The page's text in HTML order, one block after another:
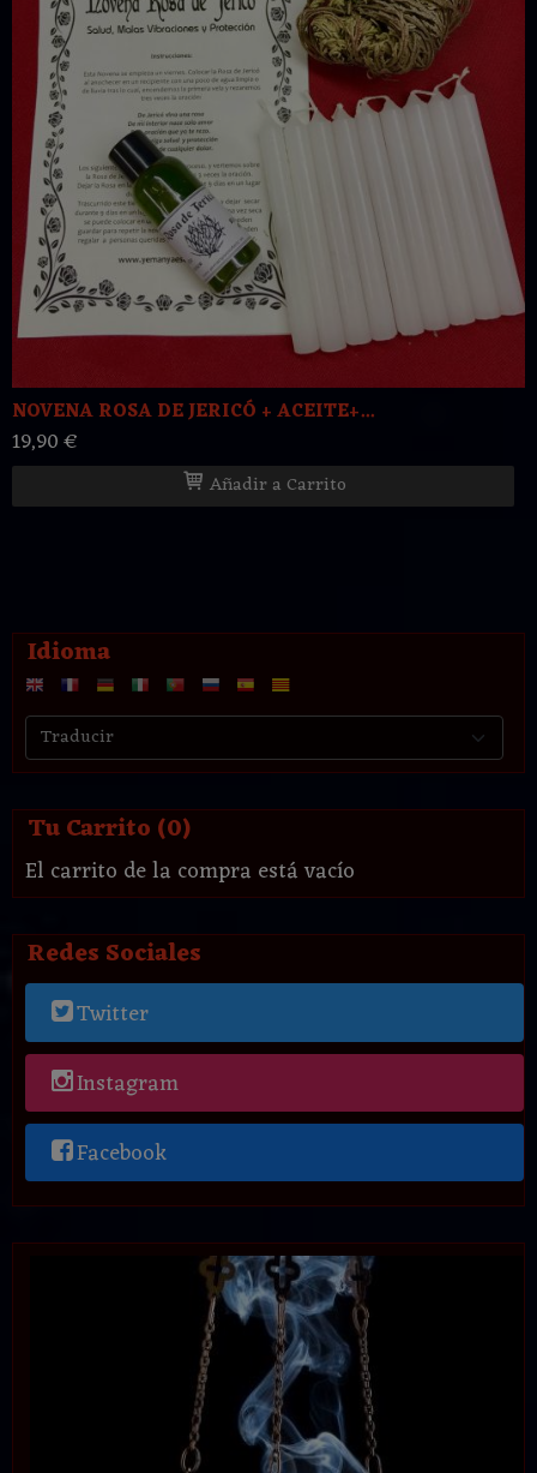
Idioma
Tu Carrito (0)
El carrito de la compra está vacío
Redes Sociales
Twitter
Instagram
Facebook
NOVENA ROSA DE JERICÓ + ACEITE+...
19,90 €
Añadir a Carrito